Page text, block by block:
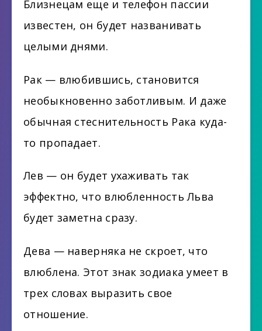
Близнецам еще и телефон пассии
известен, он будет названивать
целыми днями.
Рак — влюбившись, становится
необыкновенно заботливым. И даже
обычная стеснительность Рака куда-
то пропадает.
Лев — он будет ухаживать так
эффектно, что влюбленность Льва
будет заметна сразу.
Дева — наверняка не скроет, что
влюблена. Этот знак зодиака умеет в
трех словах выразить свое
отношение.